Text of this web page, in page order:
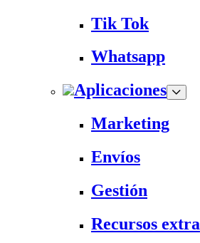
Tik Tok
Whatsapp
Aplicaciones
Marketing
Envíos
Gestión
Recursos extra